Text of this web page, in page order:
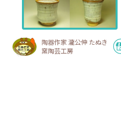
陶器作家 瀧公伸 たぬき
窯陶芸工房